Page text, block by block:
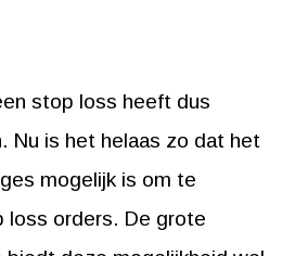
stop loss heeft dus
Nu is het helaas zo dat het
mogelijk is om te
loss orders. De grote